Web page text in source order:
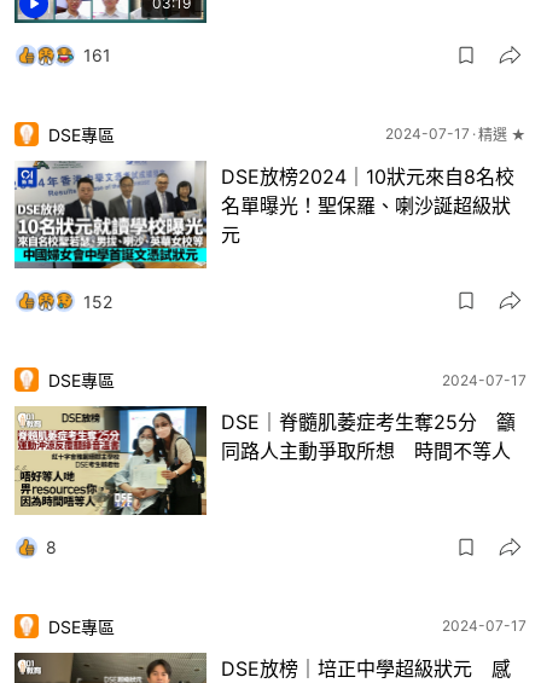
161
DSE專區 2024-07-17 精選 ★
DSE放榜2024｜10狀元來自8名校
名單曝光！聖保羅、喇沙誕超級狀
元
152
DSE專區 2024-07-17
DSE｜脊髓肌萎症考生奪25分 籲
同路人主動爭取所想 時間不等人
8
DSE專區 2024-07-17
DSE放榜｜培正中學超級狀元 感